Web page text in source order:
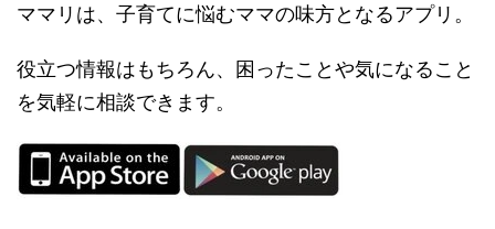
ママリは、子育てに悩むママの味方となるアプリ。
役立つ情報はもちろん、困ったことや気になること
を気軽に相談できます。